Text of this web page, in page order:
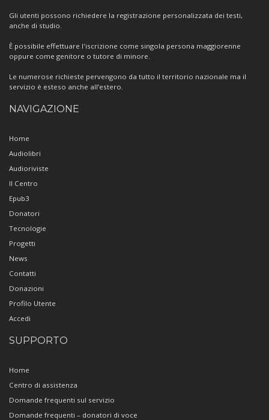
Gli utenti possono richiedere la registrazione personalizzata dei testi,
anche di studio.
È possibile effettuare l'iscrizione come singola persona maggiorenne
oppure come genitore o tutore di minore.
Le numerose richieste pervengono da tutto il territorio nazionale ma il
servizio è esteso anche all’estero.
NAVIGAZIONE
Home
Audiolibri
Audioriviste
Il Centro
Epub3
Donatori
Tecnologie
Progetti
News
Contatti
Donazioni
Profilo Utente
Accedi
SUPPORTO
Home
Centro di assistenza
Domande frequenti sul servizio
Domande frequenti – donatori di voce